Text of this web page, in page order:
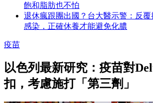
飽和脂肪也不怕
退休瘋跟團出國？台大醫示警：反
感染，正確休養才能避免化膿
疫苗
以色列最新研究：疫苗對
扣，考慮施打「第三劑」